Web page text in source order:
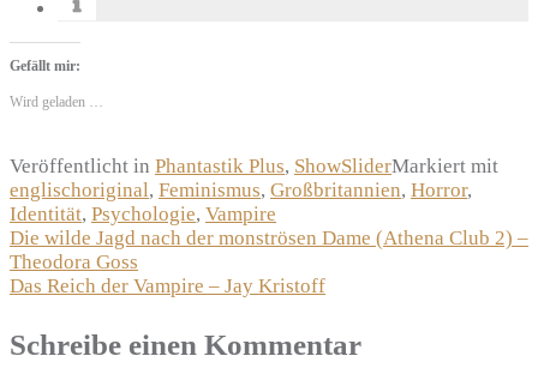
Gefällt mir:
Wird geladen …
Veröffentlicht in Phantastik Plus, ShowSliderMarkiert mit
englischoriginal, Feminismus, Großbritannien, Horror,
Identität, Psychologie, Vampire
Beitragsnavigation
Die wilde Jagd nach der monströsen Dame (Athena Club 2) –
Theodora Goss
Das Reich der Vampire – Jay Kristoff
Schreibe einen Kommentar